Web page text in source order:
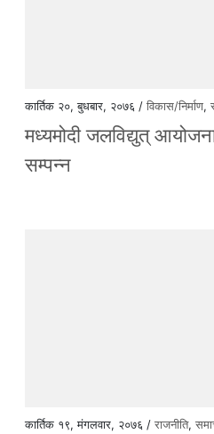
कार्तिक २०, बुधबार, २०७६ /विकास/निर्माण,
मध्यमोदी जलविद्युत्
सम्पन्न
कार्तिक १९, मंगलवार, २०७६ /राजनीति,